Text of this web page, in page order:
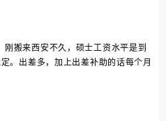
搬来西安不久，硕士工资水平是到
。出差多，加上出差补助的话每个月